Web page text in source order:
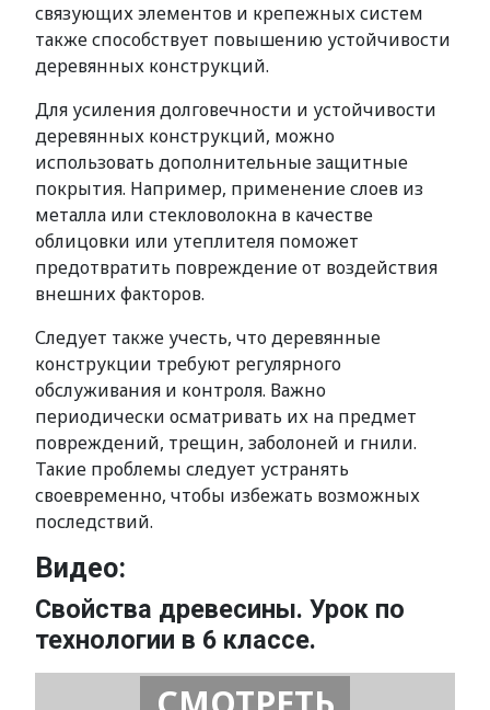
связующих элементов и крепежных систем
также способствует повышению устойчивости
деревянных конструкций.
Для усиления долговечности и устойчивости
деревянных конструкций, можно
использовать дополнительные защитные
покрытия. Например, применение слоев из
металла или стекловолокна в качестве
облицовки или утеплителя поможет
предотвратить повреждение от воздействия
внешних факторов.
Следует также учесть, что деревянные
конструкции требуют регулярного
обслуживания и контроля. Важно
периодически осматривать их на предмет
повреждений, трещин, заболоней и гнили.
Такие проблемы следует устранять
своевременно, чтобы избежать возможных
последствий.
Видео:
Свойства древесины. Урок по
технологии в 6 классе.